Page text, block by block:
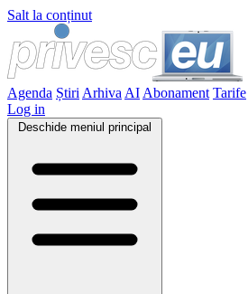
Salt la conținut
Agenda Știri Arhiva AI Abonament Tarife
Log in
Deschide meniul principal